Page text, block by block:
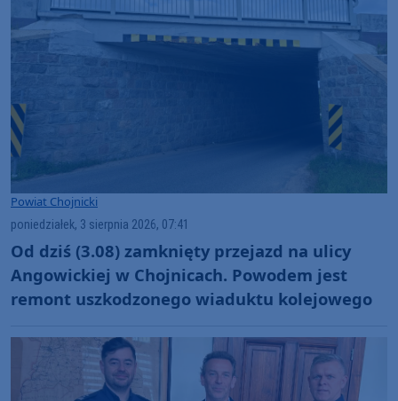
Powiat Chojnicki
poniedziałek, 3 sierpnia 2026, 07:41
Od dziś (3.08) zamknięty przejazd na ulicy
Angowickiej w Chojnicach. Powodem jest
remont uszkodzonego wiaduktu kolejowego